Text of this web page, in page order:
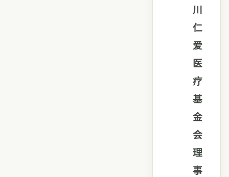
川
仁
爱
医
疗
基
金
会
理
事